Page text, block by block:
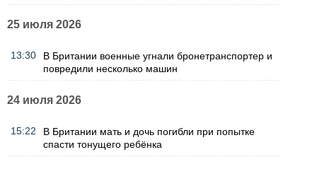
25 июля 2026
13:30
В Британии военные угнали бронетранспортер и
повредили несколько машин
24 июля 2026
15:22
В Британии мать и дочь погибли при попытке
спасти тонущего ребёнка